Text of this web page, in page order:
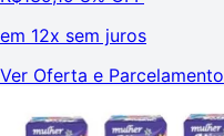
em 12x sem juros
Ver Oferta e Parcelamento